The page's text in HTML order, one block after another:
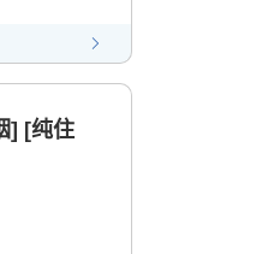
] [纯住